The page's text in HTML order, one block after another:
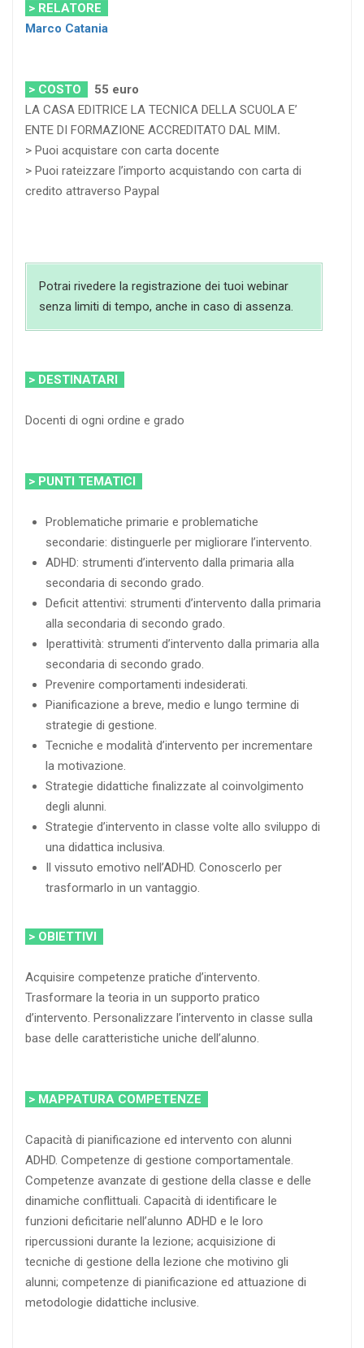
> RELATORE
Marco Catania
> COSTO
55 euro
LA CASA EDITRICE LA TECNICA DELLA SCUOLA E’
ENTE DI FORMAZIONE ACCREDITATO DAL MIM.
> Puoi acquistare con carta docente
> Puoi rateizzare l’importo acquistando con carta di
credito attraverso Paypal
Potrai rivedere la registrazione dei tuoi webinar
senza limiti di tempo, anche in caso di assenza.
> DESTINATARI
Docenti di ogni ordine e grado
> PUNTI TEMATICI
Problematiche primarie e problematiche
secondarie: distinguerle per migliorare l’intervento.
ADHD: strumenti d’intervento dalla primaria alla
secondaria di secondo grado.
Deficit attentivi: strumenti d’intervento dalla primaria
alla secondaria di secondo grado.
Iperattività: strumenti d’intervento dalla primaria alla
secondaria di secondo grado.
Prevenire comportamenti indesiderati.
Pianificazione a breve, medio e lungo termine di
strategie di gestione.
Tecniche e modalità d’intervento per incrementare
la motivazione.
Strategie didattiche finalizzate al coinvolgimento
degli alunni.
Strategie d’intervento in classe volte allo sviluppo di
una didattica inclusiva.
Il vissuto emotivo nell’ADHD. Conoscerlo per
trasformarlo in un vantaggio.
> OBIETTIVI
Acquisire competenze pratiche d’intervento.
Trasformare la teoria in un supporto pratico
d’intervento. Personalizzare l’intervento in classe sulla
base delle caratteristiche uniche dell’alunno.
> MAPPATURA COMPETENZE
Capacità di pianificazione ed intervento con alunni
ADHD. Competenze di gestione comportamentale.
Competenze avanzate di gestione della classe e delle
dinamiche conflittuali. Capacità di identificare le
funzioni deficitarie nell’alunno ADHD e le loro
ripercussioni durante la lezione; acquisizione di
tecniche di gestione della lezione che motivino gli
alunni; competenze di pianificazione ed attuazione di
metodologie didattiche inclusive.